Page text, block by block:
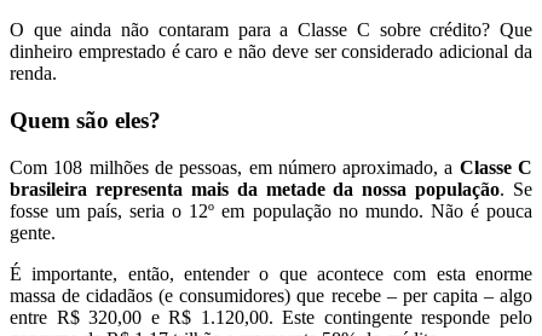
O que ainda não contaram para a Classe C sobre crédito? Que
dinheiro emprestado é caro e não deve ser considerado adicional da
renda.
Quem são eles?
Com 108 milhões de pessoas, em número aproximado, a Classe C
brasileira representa mais da metade da nossa população. Se
fosse um país, seria o 12º em população no mundo. Não é pouca
gente.
É importante, então, entender o que acontece com esta enorme
massa de cidadãos (e consumidores) que recebe – per capita – algo
entre R$ 320,00 e R$ 1.120,00. Este contingente responde pelo